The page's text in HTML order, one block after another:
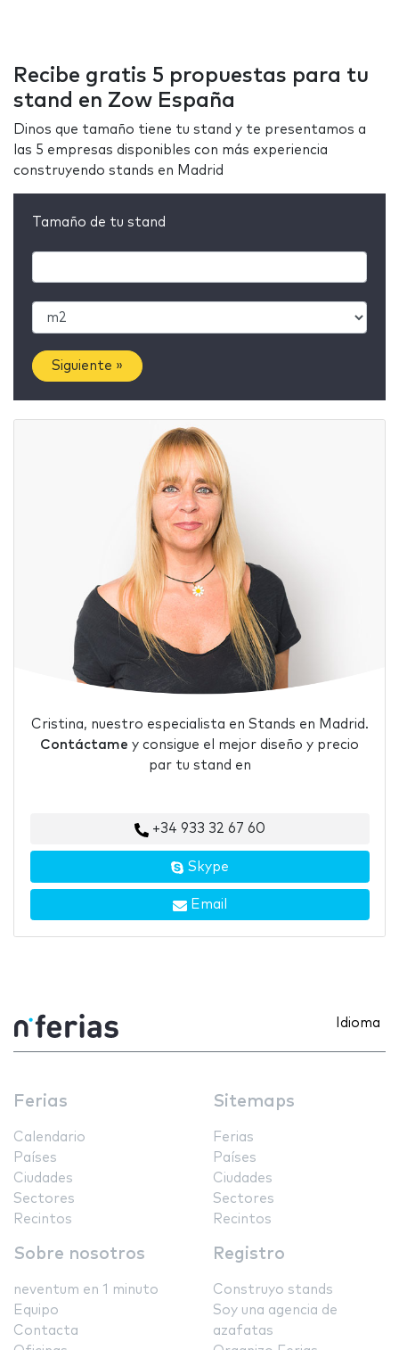
Recibe gratis 5 propuestas para tu
stand en Zow España
Dinos que tamaño tiene tu stand y te presentamos a
las 5 empresas disponibles con más experiencia
construyendo stands en Madrid
Tamaño de tu stand
Siguiente »
Cristina, nuestro especialista en Stands en Madrid.
Contáctame y consigue el mejor diseño y precio
par tu stand en
+34 933 32 67 60
Skype
Email
Idioma
Ferias
Calendario
Países
Ciudades
Sectores
Recintos
Sitemaps
Ferias
Países
Ciudades
Sectores
Recintos
Sobre nosotros
neventum en 1 minuto
Equipo
Contacta
Registro
Construyo stands
Soy una agencia de
azafatas